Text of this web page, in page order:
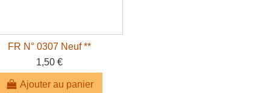
FR N° 0307 Neuf **
1,50 €
Ajouter au panier